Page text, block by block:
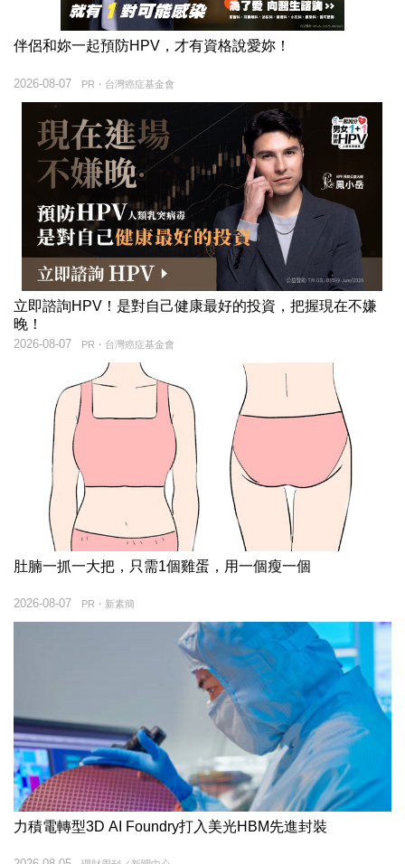
伴侶和妳一起預防HPV，才有資格說愛妳！
PR・台灣癌症基金會
2026-08-07
立即諮詢HPV！是對自己健康最好的投資，把握現在不嫌
晚！
PR・台灣癌症基金會
2026-08-07
肚腩一抓一大把，只需1個雞蛋，用一個瘦一個
PR・新素簡
2026-08-07
力積電轉型3D AI Foundry打入美光HBM先進封裝